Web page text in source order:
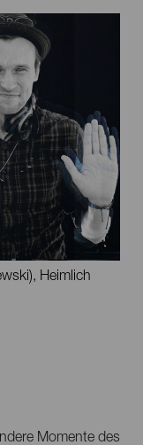
Heimlich
Momente des